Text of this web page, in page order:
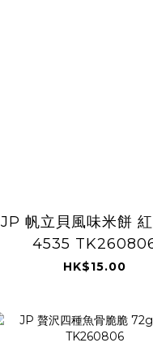
JP 帆立貝風味米餅
4535
HK$15.00